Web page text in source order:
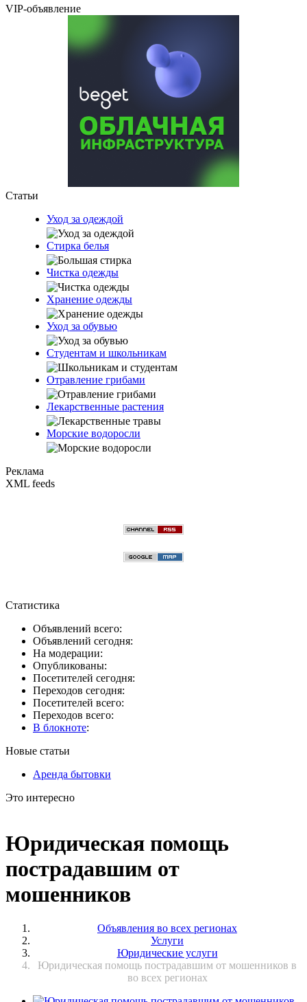
VIP-объявление
Статьи
Уход за одеждой
Стирка белья
Чистка одежды
Хранение одежды
Уход за обувью
Студентам и школьникам
Отравление грибами
Лекарственные растения
Морские водоросли
Реклама
XML feeds
Статистика
Объявлений всего:
Объявлений сегодня:
На модерации:
Опубликованы:
Посетителей сегодня:
Переходов сегодня:
Посетителей всего:
Переходов всего:
В блокноте:
Новые статьи
Аренда бытовки
Это интересно
Юридическая помощь
пострадавшим от
мошенников
Объявления во всех регионах
Услуги
Юридические услуги
Юридическая помощь пострадавшим от мошенников в
во всех регионах